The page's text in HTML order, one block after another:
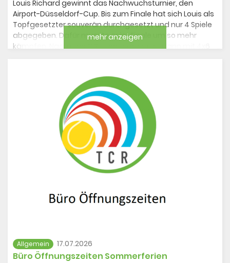
Louis Richard gewinnt das Nachwuchsturnier, den
Airport-Düsseldorf-Cup. Bis zum Finale hat sich Louis als
Topfgesetzter souverän durchgesetzt und nur 4 Spiele
abgegeben. Dafür musste er im Finale um so mehr
kämpfen. Nach über 3 Stunden konnte er dann mit 4x6
Lisa Küper spielt sich in einem starken Feld an Position 7
gesetzt ebenfalls bis ins Finale und schlägt dabei die an
Position 4 und an Position 1 gesetzten Spielerinnen. Im
Finale muss sie sich leider der an Position 2 gesetzten
Marie Bauer aus Nürnberg geschlagen geben. Herzlichen
Glückwunsch zu diesem tollen Turnier!
Ananas und eine Melone mit nach Hause nehmen.
2. Anhang öffnen
mehr anzeigen
Allgemein 17.07.2026
Büro Öffnungszeiten Sommerferien